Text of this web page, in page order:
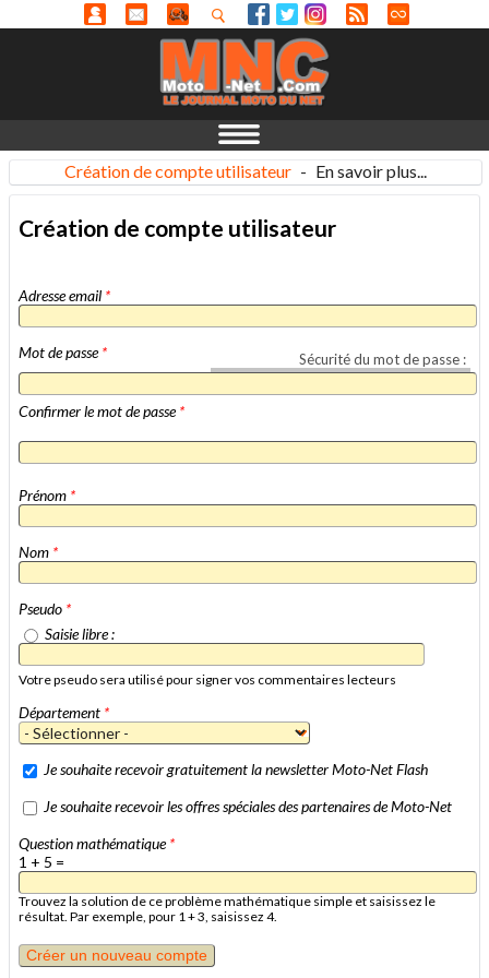
Création de compte utilisateur - En savoir plus...
Création de compte utilisateur
Adresse email *
Sécurité du mot de passe :
Mot de passe*
Confirmer le mot de passe*
Prénom *
Nom *
Pseudo *
Saisie libre :
Votre pseudo sera utilisé pour signer vos commentaires lecteurs
Département *
Je souhaite recevoir gratuitement la newsletter Moto-Net Flash
Je souhaite recevoir les offres spéciales des partenaires de Moto-Net
Question mathématique*
1 + 5 =
Trouvez la solution de ce problème mathématique simple et saisissez le
résultat. Par exemple, pour 1 + 3, saisissez 4.